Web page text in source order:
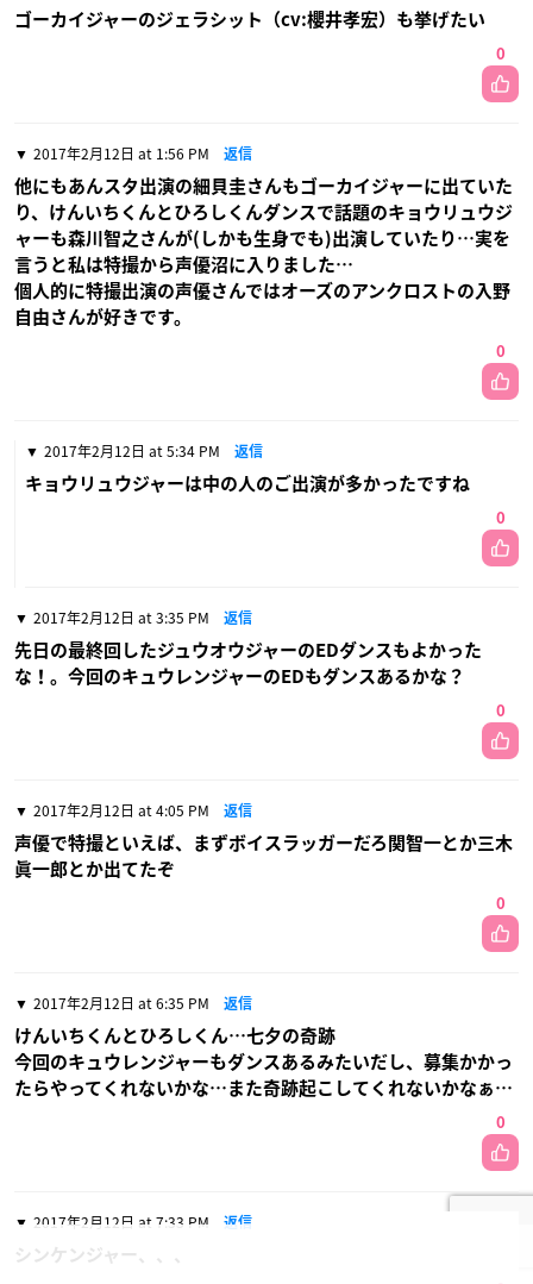
ゴーカイジャーのジェラシット（cv:櫻井孝宏）も挙げたい
0
2017年2月12日 at 1:56 PM 返信
他にもあんスタ出演の細貝圭さんもゴーカイジャーに出ていた
り、けんいちくんとひろしくんダンスで話題のキョウリュウジ
ャーも森川智之さんが(しかも生身でも)出演していたり…実を
言うと私は特撮から声優沼に入りました…
個人的に特撮出演の声優さんではオーズのアンクロストの入野
自由さんが好きです。
0
2017年2月12日 at 5:34 PM 返信
キョウリュウジャーは中の人のご出演が多かったですね
0
2017年2月12日 at 3:35 PM 返信
先日の最終回したジュウオウジャーのEDダンスもよかった
な！。今回のキュウレンジャーのEDもダンスあるかな？
0
2017年2月12日 at 4:05 PM 返信
声優で特撮といえば、まずボイスラッガーだろ関智一とか三木
眞一郎とか出てたぞ
0
2017年2月12日 at 6:35 PM 返信
けんいちくんとひろしくん…七夕の奇跡
今回のキュウレンジャーもダンスあるみたいだし、募集かかっ
たらやってくれないかな…また奇跡起こしてくれないかなぁ…
0
2017年2月12日 at 7:33 PM 返信
シンケンジャー、、、